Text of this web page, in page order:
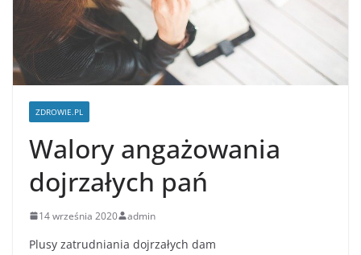
ZDROWIE.PL
Walory angażowania
dojrzałych pań
14 września 2020 admin
Plusy zatrudniania dojrzałych dam